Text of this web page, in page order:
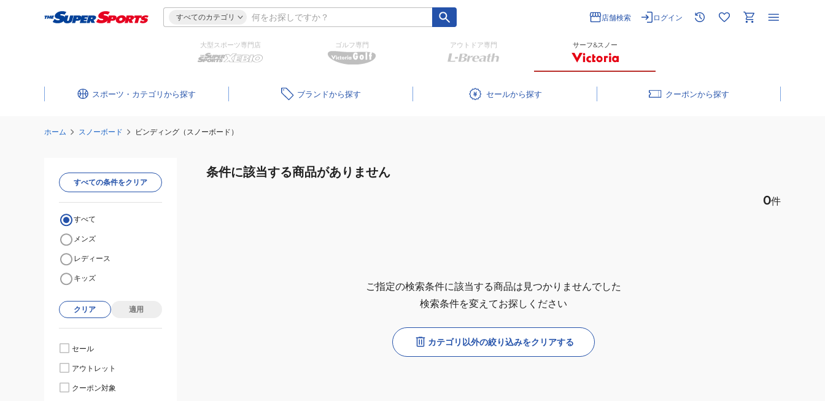
すべてのカテゴリ 店舗検索 ログイン
大型スポーツ専門店 ゴルフ専門 アウトドア専門 サーフ&スノー
スポーツ・カテゴリ ブランド セール クーポン
ホーム スノーボード ビンディング（スノーボード）
条件に該当する商品がありません
0件
ご指定の検索条件に該当する商品は見つかりませんでした
検索条件を変えてお探しください
カテゴリ以外の絞り込みをクリアする
すべての条件をクリア
すべて
メンズ
レディース
キッズ
クリア 適用
セール
アウトレット
クーポン対象